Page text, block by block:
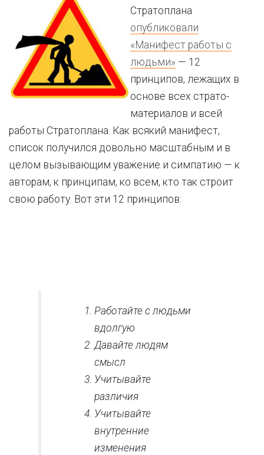
Стратоплана
опубликовали
«Манифест работы с
людьми» — 12
принципов, лежащих в
основе всех страто-
материалов и всей
работы Стратоплана. Как всякий манифест,
список получился довольно масштабным и в
целом вызывающим уважение и симпатию — к
авторам, к принципам, ко всем, кто так строит
свою работу. Вот эти 12 принципов:
Работайте с людьми
вдолгую
Давайте людям
смысл
Учитывайте
различия
Учитывайте
внутренние
изменения